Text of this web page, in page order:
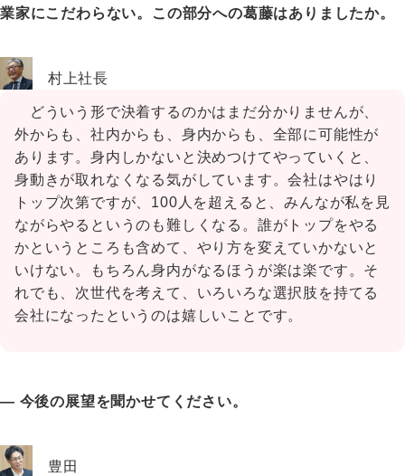
業家にこだわらない。この部分への葛藤はありましたか。
村上社長
どういう形で決着するのかはまだ分かりませんが、
外からも、社内からも、身内からも、全部に可能性が
あります。身内しかないと決めつけてやっていくと、
身動きが取れなくなる気がしています。会社はやはり
トップ次第ですが、100人を超えると、みんなが私を見
ながらやるというのも難しくなる。誰がトップをやる
かというところも含めて、やり方を変えていかないと
いけない。もちろん身内がなるほうが楽は楽です。そ
れでも、次世代を考えて、いろいろな選択肢を持てる
会社になったというのは嬉しいことです。
― 今後の展望を聞かせてください。
豊田